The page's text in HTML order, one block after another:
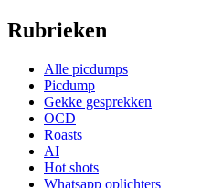
Rubrieken
Alle picdumps
Picdump
Gekke gesprekken
OCD
Roasts
AI
Hot shots
Whatsapp oplichters